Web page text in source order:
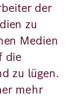
der
zu
Medien
die
zu lügen.
mehr